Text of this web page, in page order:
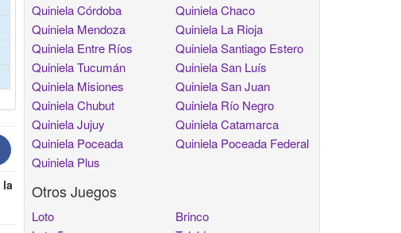
la
Quiniela Córdoba
Quiniela Mendoza
Quiniela Entre Ríos
Quiniela Tucumán
Quiniela Misiones
Quiniela Chubut
Quiniela Jujuy
Quiniela Poceada
Quiniela Plus
Quiniela Chaco
Quiniela La Rioja
Quiniela Santiago Estero
Quiniela San Luís
Quiniela San Juan
Quiniela Río Negro
Quiniela Catamarca
Quiniela Poceada Federal
Otros Juegos
Loto
Brinco